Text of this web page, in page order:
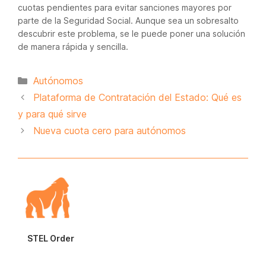
cuotas pendientes para evitar sanciones mayores por
parte de la Seguridad Social. Aunque sea un sobresalto
descubrir este problema, se le puede poner una solución
de manera rápida y sencilla.
Categorías
Autónomos
Plataforma de Contratación del Estado: Qué es
y para qué sirve
Nueva cuota cero para autónomos
STEL Order